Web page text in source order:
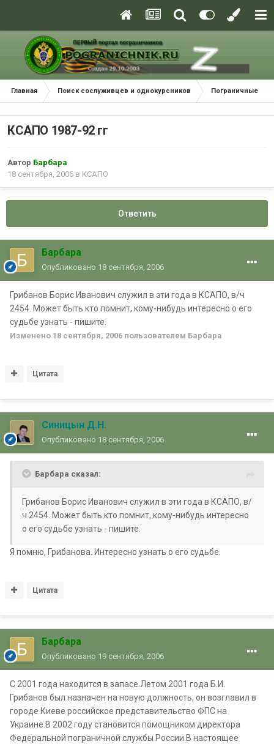
Главная Поиск сослуживцев и однокурсников Пограничные
КСАПО 1987-92 гг
Автор Барбара
18 сентября, 2006 в КСАПО
Ответить
Барбара
Опубликовано 18 сентября, 2006
Грибанов Борис Иванович служил в эти года в КСАПО, в/ч
2454. Может быть кто помнит, кому-нибудь интересно о его
судьбе узнать - пишите.
Изменено 18 сентября, 2006 пользователем Барбара
Цитата
Синицын Д.Н.
Опубликовано 18 сентября, 2006
Барбара сказал:
Грибанов Борис Иванович служил в эти года в КСАПО, в/
ч 2454. Может быть кто помнит, кому-нибудь интересно
о его судьбе узнать - пишите.
Я помню, Грибанова. Интересно узнать о его судьбе.
Цитата
Барбара
Опубликовано 19 сентября, 2006
С 2001 года находится в запасе.Летом 2001 года Б.И.
Грибанов был назначен на новую должность, он возглавил в
городе Киеве российское представительство ФПС на
Украине.В 2002 году становится помощником директора
Федеральной пограничной службы России.В настоящее